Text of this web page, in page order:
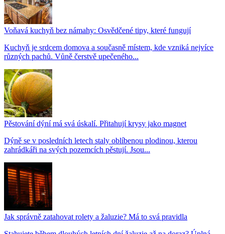
Voňavá kuchyň bez námahy: Osvědčené tipy, které fungují
Kuchyň je srdcem domova a současně místem, kde vzniká nejvíce
různých pachů. Vůně čerstvě upečeného...
Pěstování dýní má svá úskalí. Přitahují krysy jako magnet
Dýně se v posledních letech staly oblíbenou plodinou, kterou
zahrádkáři na svých pozemcích pěstují. Jsou...
Jak správně zatahovat rolety a žaluzie? Má to svá pravidla